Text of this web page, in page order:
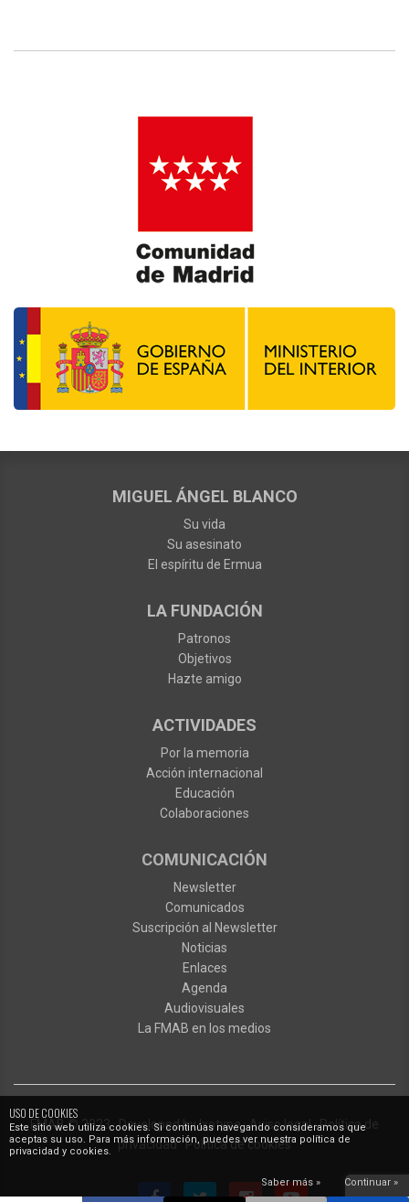
USO DE COOKIES
Este sitio web utiliza cookies. Si continúas navegando consideramos que
aceptas su uso. Para más información, puedes ver nuestra política de
privacidad y cookies.
Saber más » Continuar »
MIGUEL ÁNGEL BLANCO
Su vida
Su asesinato
El espíritu de Ermua
LA FUNDACIÓN
Patronos
Objetivos
Hazte amigo
ACTIVIDADES
Por la memoria
Acción internacional
Educación
Colaboraciones
COMUNICACIÓN
Newsletter
Comunicados
Suscripción al Newsletter
Noticias
Enlaces
Agenda
Audiovisuales
La FMAB en los medios
FMAB© 2023·Developed byIxotype·Aviso legal·Política de
privacidad·Política de cookies